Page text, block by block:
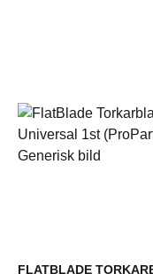
FLATBLADE